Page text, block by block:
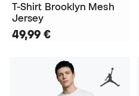
T-Shirt Brooklyn Mesh
Jersey
49,99 €